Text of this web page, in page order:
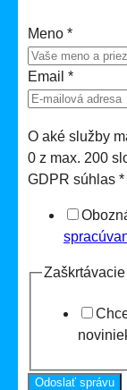
Meno *
Email *
O aké služby
0 z max. 200
GDPR súhlas *
Odoslať správu